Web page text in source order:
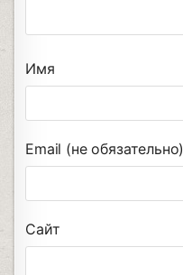
Имя
Email (не обязательно)
Сайт